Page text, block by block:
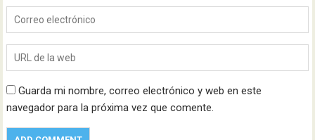
Guarda mi nombre, correo electrónico y web en este
navegador para la próxima vez que comente.